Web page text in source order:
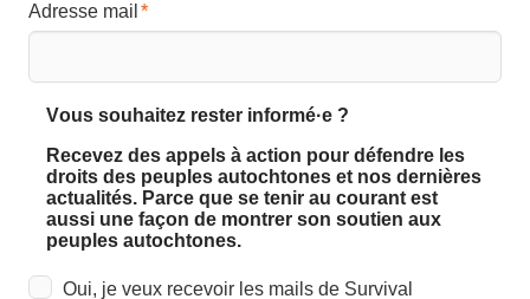
Adresse mail
Vous souhaitez rester informé·e ?
Recevez des appels à action pour défendre les
droits des peuples autochtones et nos dernières
actualités. Parce que se tenir au courant est
aussi une façon de montrer son soutien aux
peuples autochtones.
Oui, je veux recevoir les mails de Survival